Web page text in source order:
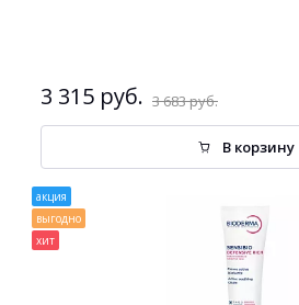
3 315 руб. 3 683 руб.
В корзину
акция
выгодно
хит